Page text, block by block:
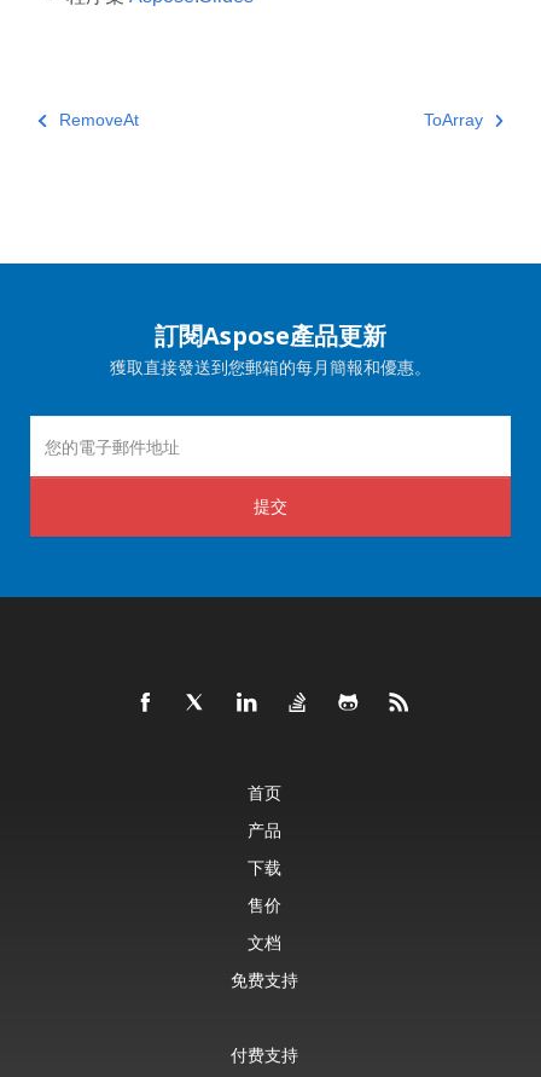
RemoveAt ToArray
訂閱Aspose產品更新
獲取直接發送到您郵箱的每月簡報和優惠。
提交
首页
产品
下载
售价
文档
免费支持
付费支持